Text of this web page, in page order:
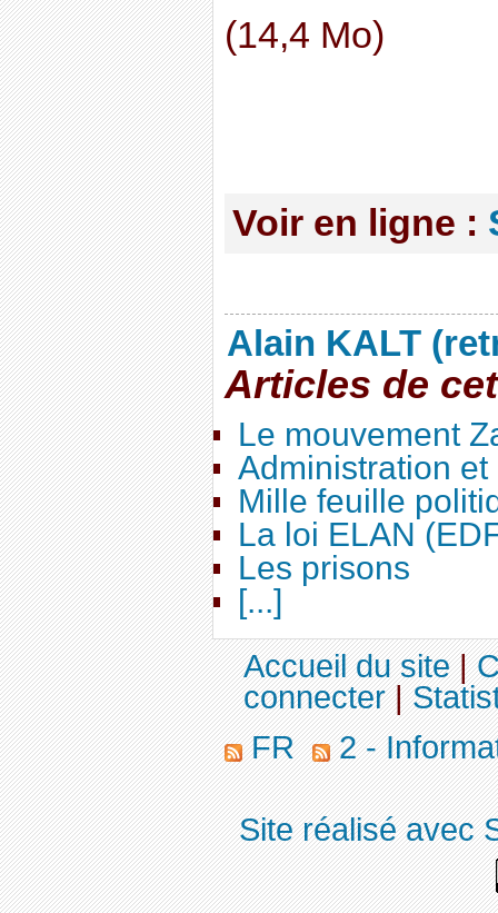
(14,4 Mo)
Voir en ligne :
Alain KALT
Articles de
Le mouvement
Administration
Mille feuille
La loi ELAN
Les prisons
[...]
Accueil du site|
connecter|
FR
2 -
Site réalisé avec